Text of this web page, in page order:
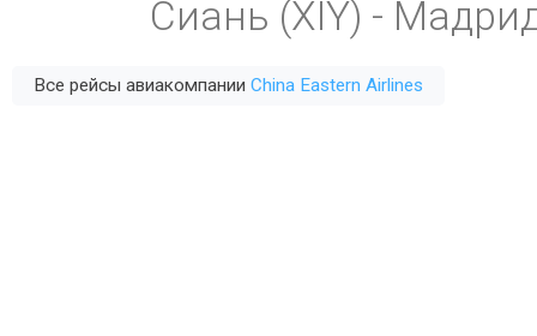
Сиань (XIY) -
Все рейсы авиакомпании China Eastern Airlines